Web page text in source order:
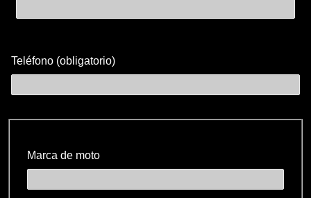
Teléfono (obligatorio)
Marca de moto